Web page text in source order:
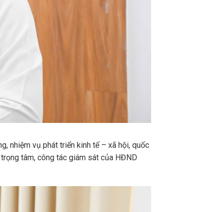
nhiệm vụ phát triển kinh tế – xã hội, quốc
tâm, công tác giám sát của HĐND